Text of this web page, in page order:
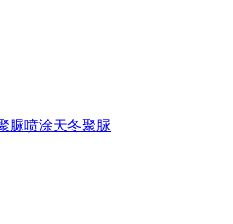
脲喷涂天冬聚脲